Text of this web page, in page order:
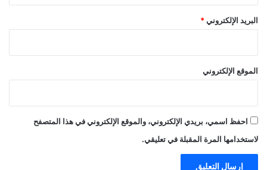
البريد الإلكتروني *
الموقع الإلكتروني
احفظ اسمي، بريدي الإلكتروني، والموقع الإلكتروني في هذا المتصفح
لاستخدامها المرة المقبلة في تعليقي.